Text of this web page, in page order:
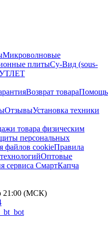
Микроволновые
плитыСу-Вид (sous-
Возврат товараПомощь
ОтзывыУстановка техники
товара физическим
персональных
файлов cookieПравила
Оптовые
сервиса СмартКапча
21:00 (МСК)